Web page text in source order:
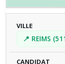
📍 REIMS